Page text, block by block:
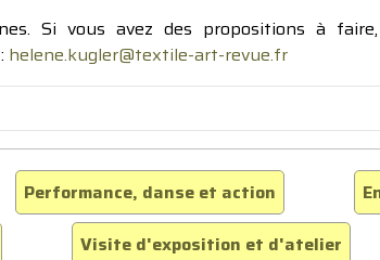
Si vous avez des propositions à
helene.kugler@textile-art-revue.fr
Performance, danse et action
Visite d'exposition et d'atelier